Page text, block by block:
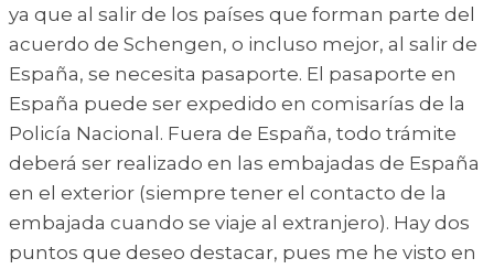
ya que al salir de los países que forman parte del
acuerdo de Schengen, o incluso mejor, al salir de
España, se necesita pasaporte. El pasaporte en
España puede ser expedido en comisarías de la
Policía Nacional. Fuera de España, todo trámite
deberá ser realizado en las embajadas de España
en el exterior (siempre tener el contacto de la
embajada cuando se viaje al extranjero). Hay dos
puntos que deseo destacar, pues me he visto en